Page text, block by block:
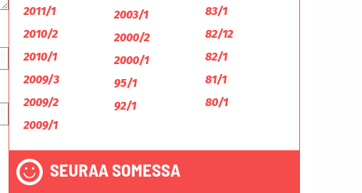
2011/1
2010/2
2010/1
2009/3
2009/2
2009/1
2003/1
2000/2
2000/1
95/1
92/1
83/1
82/12
82/1
81/1
80/1
SEURAA SOMESSA